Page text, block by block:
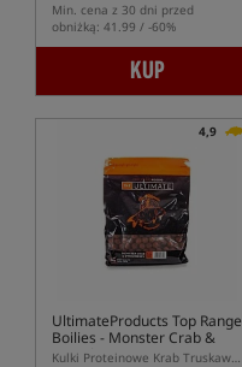
Min. cena z 30 dni przed
obniżką: 41.99 / -60%
KUP
4,9
UltimateProducts Top Range
Boilies - Monster Crab &
Strawberry
Kulki Proteinowe Krab Truskawka